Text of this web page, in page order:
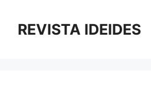
contenido
REVISTA IDEIDES